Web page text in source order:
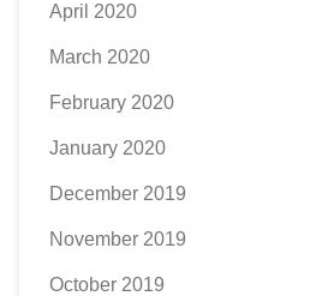
April 2020
March 2020
February 2020
January 2020
December 2019
November 2019
October 2019